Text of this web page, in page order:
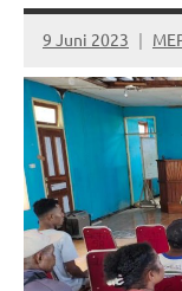
9 Juni 2023
No
comments